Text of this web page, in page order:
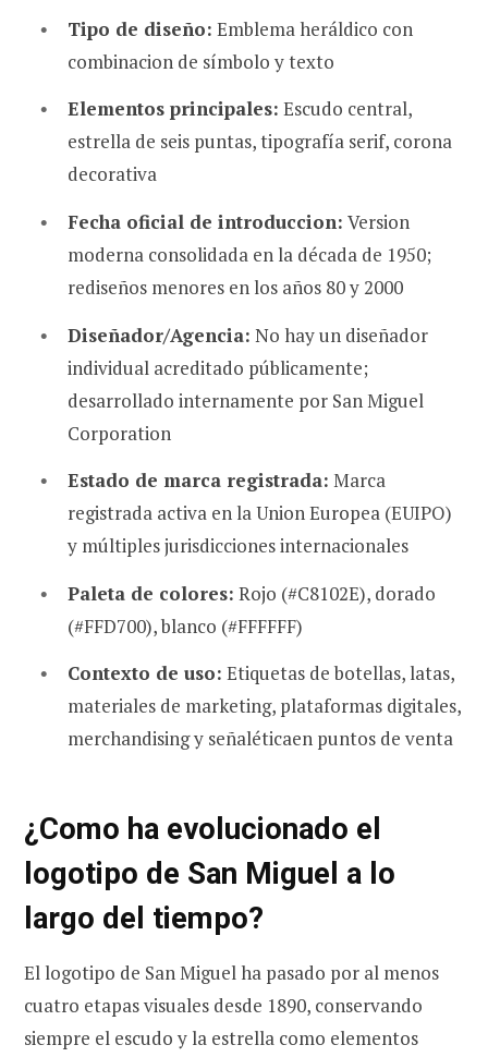
Tipo de diseño: Emblema heráldico con
combinacion de símbolo y texto
Elementos principales: Escudo central,
estrella de seis puntas, tipografía serif, corona
decorativa
Fecha oficial de introduccion: Version
moderna consolidada en la década de 1950;
rediseños menores en los años 80 y 2000
Diseñador/Agencia: No hay un diseñador
individual acreditado públicamente;
desarrollado internamente por San Miguel
Corporation
Estado de marca registrada: Marca
registrada activa en la Union Europea (EUIPO)
y múltiples jurisdicciones internacionales
Paleta de colores: Rojo (#C8102E), dorado
(#FFD700), blanco (#FFFFFF)
Contexto de uso: Etiquetas de botellas, latas,
materiales de marketing, plataformas digitales,
merchandising y señaléticaen puntos de venta
¿Como ha evolucionado el
logotipo de San Miguel a lo
largo del tiempo?
El logotipo de San Miguel ha pasado por al menos
cuatro etapas visuales desde 1890, conservando
siempre el escudo y la estrella como elementos